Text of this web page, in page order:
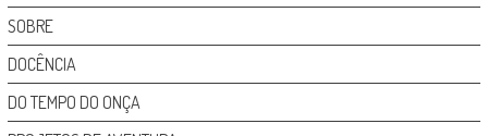
SOBRE
DOCÊNCIA
DO TEMPO DO ONÇA